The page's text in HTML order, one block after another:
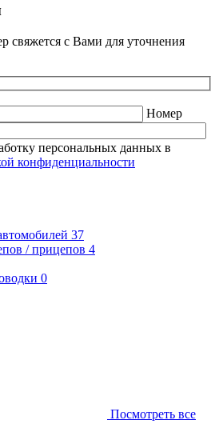
свяжется с Вами для уточнения
Номер
персональных данных в
конфиденциальности
37
/ прицепов 4
0
Посмотреть все